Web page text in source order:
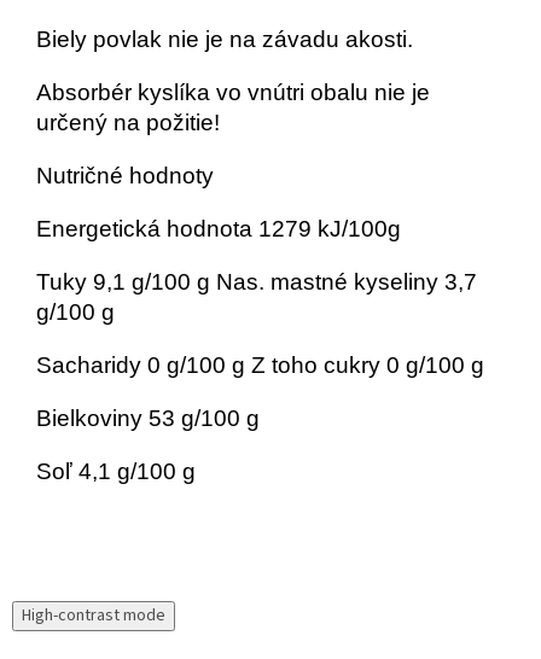
Biely povlak nie je na závadu akosti.
Absorbér kyslíka vo vnútri obalu nie je
určený na požitie!
Nutričné ​​hodnoty
Energetická hodnota 1279 kJ/100g
Tuky 9,1 g/100 g Nas. mastné kyseliny 3,7
g/100 g
Sacharidy 0 g/100 g Z toho cukry 0 g/100 g
Bielkoviny 53 g/100 g
Soľ 4,1 g/100 g
High-contrast mode